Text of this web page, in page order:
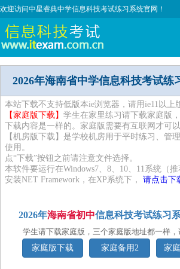
欢迎访问中星睿典中学信息科技考试练习系统官网！
2026年海南省中学信息科技考试练
本站下载不支持低版本ie浏览器，请用ie11以
【家庭版下载】 学生在家里练习请下载家庭版
下载内容是一样的。家庭版需要有互联网才可以
【机房版下载】是学校机房用于平时练习、
使用。
点“下载”按钮之前请注意文件选择。
本软件要运行在Windows7、8、10、11系统（
安装NET Framework，在XP系统下， 请点击下
2026年海南省初中信息科技考试练习
学生请下载家庭版，三个家庭版地址都一样
家庭版下载
家庭备用2 家